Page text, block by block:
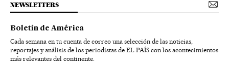
NEWSLETTERS
Boletín de América
Cada semana en tu cuenta de correo una selección de las noticias,
reportajes y análisis de los periodistas de EL PAÍS con los acontecimientos
más relevantes del continente.